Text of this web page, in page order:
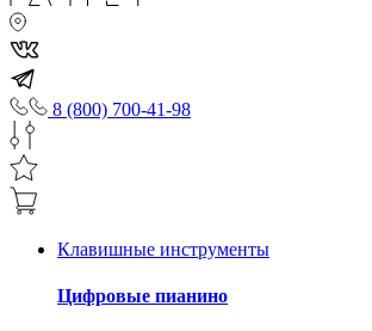
8 (800) 700-41-98
Клавишные инструменты
Цифровые пианино